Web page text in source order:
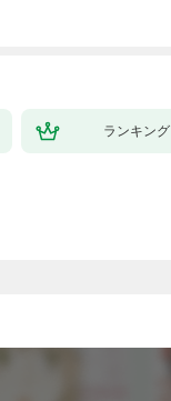
ランキング